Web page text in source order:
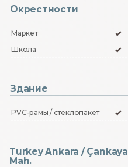
Окрестности
Маркет
Школа
Здание
PVC-рамы / стеклопакет
Turkey Ankara / Çankaya
Mah.